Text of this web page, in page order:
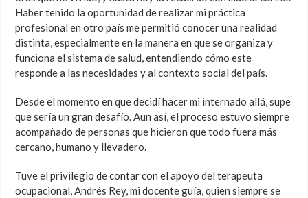
Haber tenido la oportunidad de realizar mi práctica
profesional en otro país me permitió conocer una realidad
distinta, especialmente en la manera en que se organiza y
funciona el sistema de salud, entendiendo cómo este
responde a las necesidades y al contexto social del país.
Desde el momento en que decidí hacer mi internado allá, supe
que sería un gran desafío. Aun así, el proceso estuvo siempre
acompañado de personas que hicieron que todo fuera más
cercano, humano y llevadero.
Tuve el privilegio de contar con el apoyo del terapeuta
ocupacional, Andrés Rey, mi docente guía, quien siempre se